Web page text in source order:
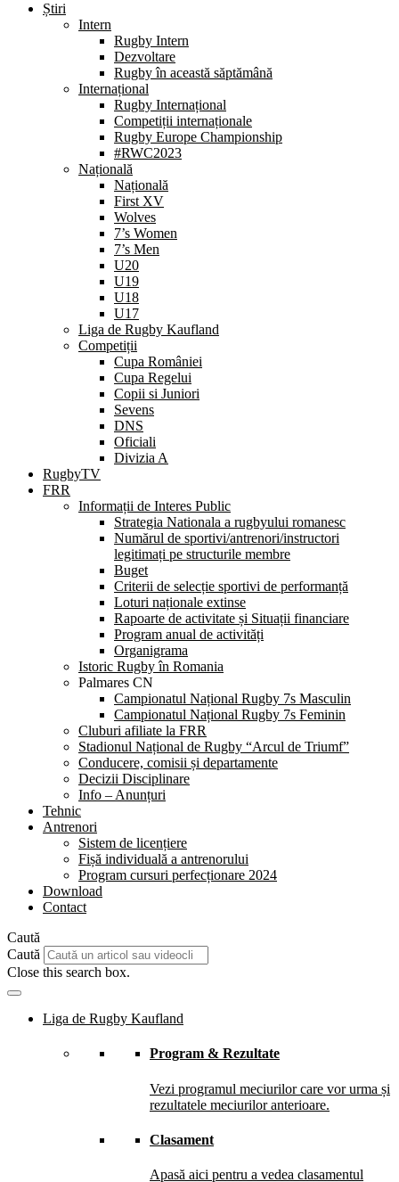
Știri
Intern
Rugby Intern
Dezvoltare
Rugby în această săptămână
Internațional
Rugby Internațional
Competiții internaționale
Rugby Europe Championship
#RWC2023
Națională
Națională
First XV
Wolves
7’s Women
7’s Men
U20
U19
U18
U17
Liga de Rugby Kaufland
Competiții
Cupa României
Cupa Regelui
Copii si Juniori
Sevens
DNS
Oficiali
Divizia A
RugbyTV
FRR
Informații de Interes Public
Strategia Nationala a rugbyului romanesc
Numărul de sportivi/antrenori/instructori
legitimați pe structurile membre
Buget
Criterii de selecție sportivi de performanță
Loturi naționale extinse
Rapoarte de activitate și Situații financiare
Program anual de activități
Organigrama
Istoric Rugby în Romania
Palmares CN
Campionatul Național Rugby 7s Masculin
Campionatul Național Rugby 7s Feminin
Cluburi afiliate la FRR
Stadionul Național de Rugby “Arcul de Triumf”
Conducere, comisii și departamente
Decizii Disciplinare
Info – Anunțuri
Tehnic
Antrenori
Sistem de licențiere
Fișă individuală a antrenorului
Program cursuri perfecționare 2024
Download
Contact
Caută
Caută
Close this search box.
Liga de Rugby Kaufland
Program & Rezultate
Vezi programul meciurilor care vor urma și
rezultatele meciurilor anterioare.
Clasament
Apasă aici pentru a vedea clasamentul